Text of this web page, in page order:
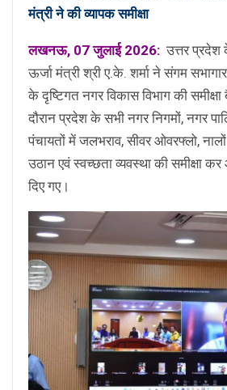
मंत्री ने की व्यापक समीक्षा
लखनऊ, 07 जुलाई 2026: उत्तर प्रदेश
ऊर्जा मंत्री श्री ए.के. शर्मा ने संगम
के दृष्टिगत नगर विकास विभाग की
दौरान प्रदेश के सभी नगर निगमों, नगर
पंचायतों में जलभराव, सीवर ओवरफ्लो,
उठान एवं स्वच्छता व्यवस्था की समीक्षा
दिए गए।